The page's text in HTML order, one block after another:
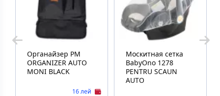
Органайзер PM
ORGANIZER AUTO
MONI BLACK
16 лей
Москитная сетка
BabyOno 1278
PENTRU SCAUN
AUTO